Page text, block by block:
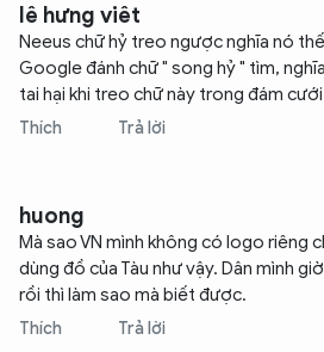
lê hưng viêt
Neeus chữ hỷ treo ngược nghĩa nó
Google đánh chữ " song hỷ " tìm,
tai hại khi treo chữ này trong đám cưới
Thích Trả lời
huong
Mà sao VN mình không có logo riêng
dùng đồ của Tàu như vậy. Dân mình
rồi thì làm sao mà biết được.
Thích Trả lời